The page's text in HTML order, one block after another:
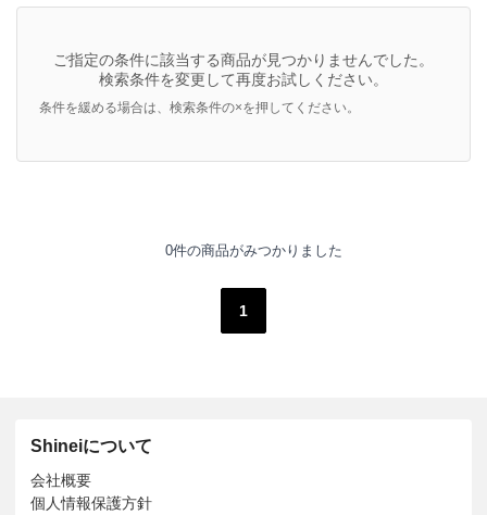
ご指定の条件に該当する商品が見つかりませんでした。
検索条件を変更して再度お試しください。
条件を緩める場合は、検索条件の×を押してください。
0件の商品がみつかりました
1
Shineiについて
会社概要
個人情報保護方針